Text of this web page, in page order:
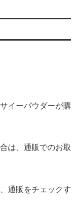
イーパウダーが購
は、通販でのお取
通販をチェックす